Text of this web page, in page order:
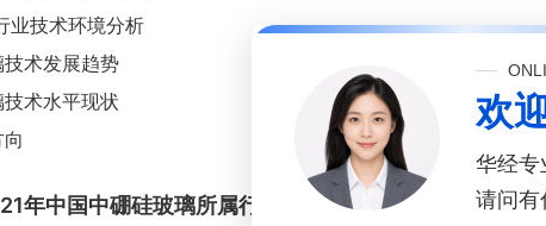
业技术环境分析
术发展趋势
术水平现状
年中国中硼硅玻璃所属行业总体发展状况
欢
华经专
请问有